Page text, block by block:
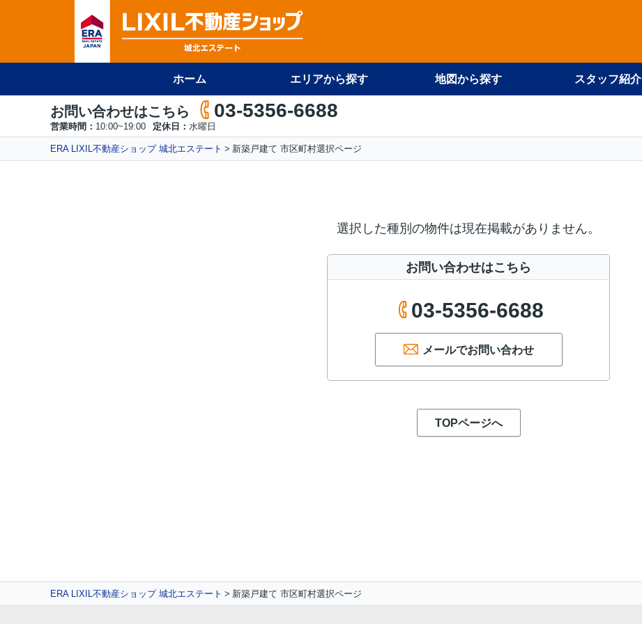
ホーム エリアから探す 地図から探す スタッフ紹介
お問い合わせはこちら 03-5356-6688
営業時間： 10:00~19:00 定休日： 水曜日
ERA LIXIL不動産ショップ 城北エステート 新築戸建て 市区町村選択ページ
選択した種別の物件は現在掲載がありません。
お問い合わせはこちら
03-5356-6688
メールでお問い合わせ
TOPページへ
ERA LIXIL不動産ショップ 城北エステート 新築戸建て 市区町村選択ページ